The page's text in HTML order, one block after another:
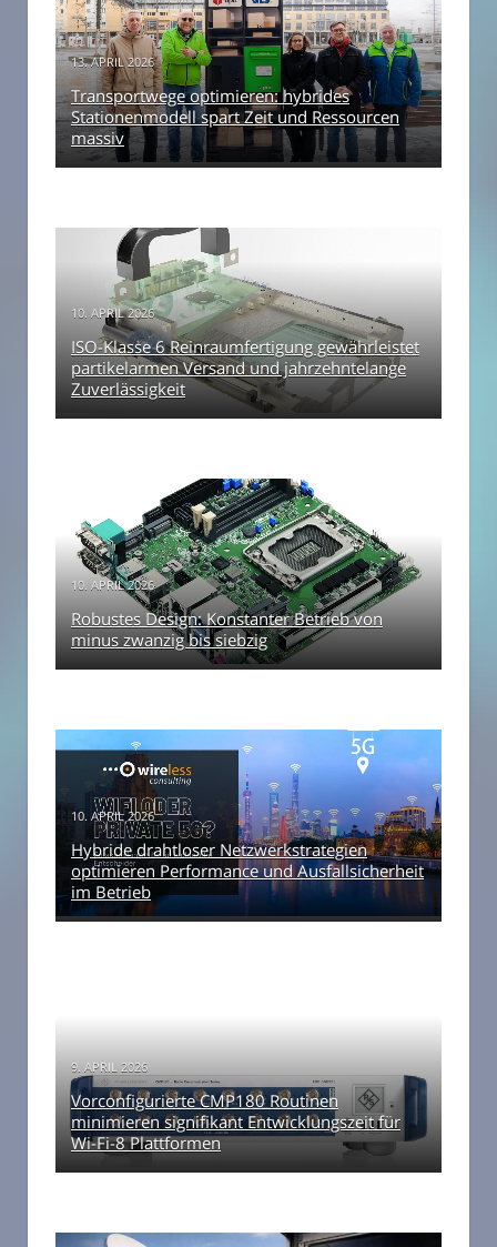
13. APRIL 2026
Transportwege optimieren: hybrides
Stationenmodell spart Zeit und Ressourcen
massiv
10. APRIL 2026
ISO-Klasse 6 Reinraumfertigung gewährleistet
partikelarmen Versand und jahrzehntelange
Zuverlässigkeit
10. APRIL 2026
Robustes Design: Konstanter Betrieb von
minus zwanzig bis siebzig
10. APRIL 2026
Hybride drahtloser Netzwerkstrategien
optimieren Performance und Ausfallsicherheit
im Betrieb
9. APRIL 2026
Vorconfigurierte CMP180 Routinen
minimieren signifikant Entwicklungszeit für
Wi-Fi-8 Plattformen